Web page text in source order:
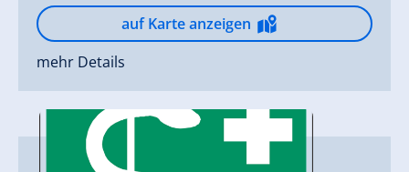
auf Karte anzeigen
mehr Details